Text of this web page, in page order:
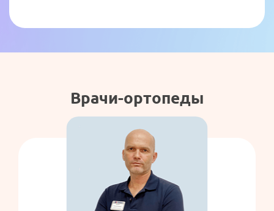
Врачи-ортопеды